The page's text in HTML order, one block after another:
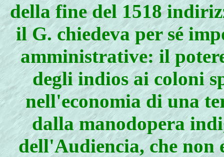
della fine del 1518
il G. chiedeva per sé
amministrative: il
degli indios ai coloni
nell'economia di una
dalla manodopera
dell'Audiencia, che non